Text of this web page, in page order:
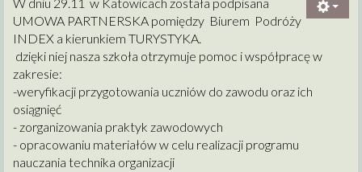
UMOWA PARTNERSKA pomiędzy Biurem Podróży
INDEX a kierunkiem TURYSTYKA.
dzięki niej nasza szkoła otrzymuje pomoc i współpracę w
zakresie:
-weryfikacji przygotowania uczniów do zawodu oraz ich
osiągnięć
- zorganizowania praktyk zawodowych
- opracowaniu materiałów w celu realizacji programu
nauczania technika organizacji